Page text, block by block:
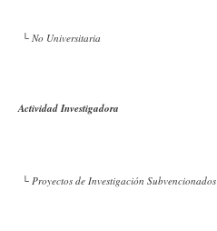
└ No Universitaria
Actividad Investigadora
└ Proyectos de Investigación Subvencionados